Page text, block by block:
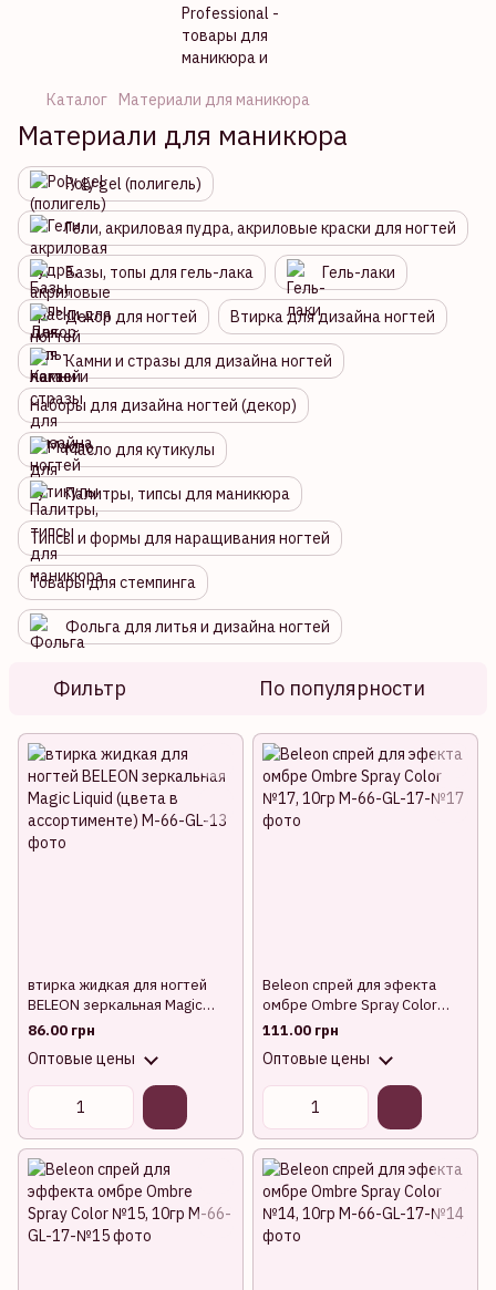
Каталог Материали для маникюра
Материали для маникюра
Poly gel (полигель)
Гели, акриловая пудра, акриловые краски для ногтей
Базы, топы для гель-лака Гель-лаки
Декор для ногтей Втирка для дизайна ногтей
Камни и стразы для дизайна ногтей
Наборы для дизайна ногтей (декор)
Масло для кутикулы
Палитры, типсы для маникюра
Типсы и формы для наращивания ногтей
Товары для стемпинга
Фольга для литья и дизайна ногтей
Фильтр По популярности
втирка жидкая для ногтей
BELEON зеркальная Magic
Liquid (цвета в ассортименте)
86.00 грн
Оптовые цены
Beleon спрей для эфекта
омбре Ombre Spray Color
№17, 10гр
111.00 грн
Оптовые цены